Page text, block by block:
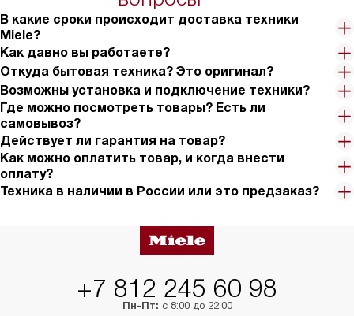
В какие сроки происходит доставка техники
Miele?
Как давно вы работаете?
Откуда бытовая техника? Это оригинал?
Возможны установка и подключение техники?
Где можно посмотреть товары? Есть ли
самовывоз?
Действует ли гарантия на товар?
Как можно оплатить товар, и когда внести
оплату?
Техника в наличии в России или это предзаказ?
+7 812 245 60 98
Пн-Пт: с 8:00 до 22:00